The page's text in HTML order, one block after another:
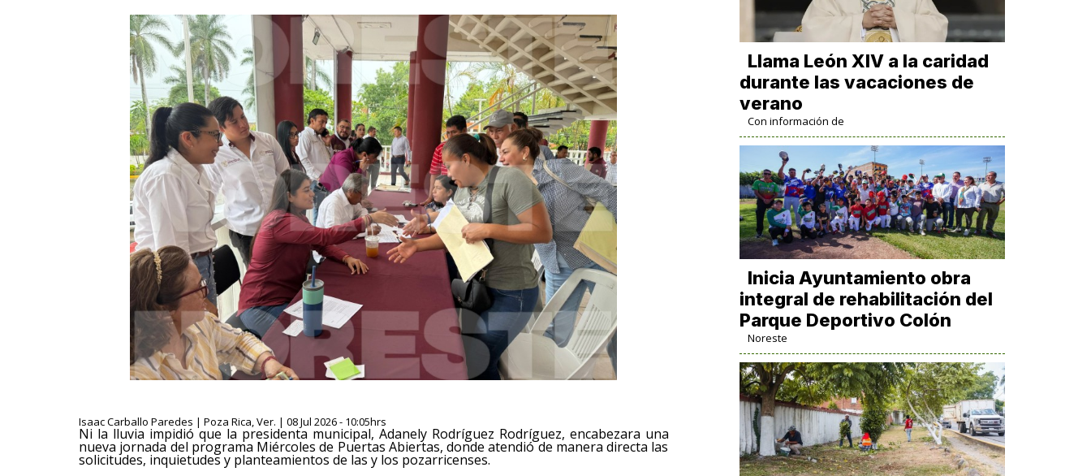
Isaac Carballo Paredes | Poza Rica, Ver. | 08 Jul 2026 - 10:05hrs
Ni la lluvia impidió que la presidenta municipal, Adanely Rodríguez Rodríguez, encabezara una
nueva jornada del programa Miércoles de Puertas Abiertas, donde atendió de manera directa las
solicitudes, inquietudes y planteamientos de las y los pozarricenses.
Llama León XIV a la caridad
durante las vacaciones de
verano
Con información de
Inicia Ayuntamiento obra
integral de rehabilitación del
Parque Deportivo Colón
Noreste